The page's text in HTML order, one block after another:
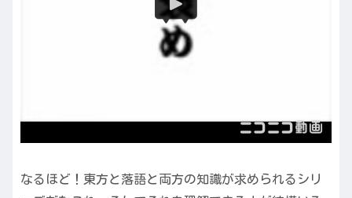
なるほど！東方と落語と両方の知識が求められるシリ